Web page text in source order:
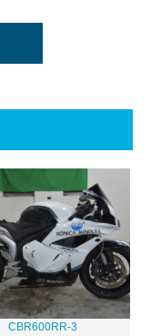
CBR600RR-3